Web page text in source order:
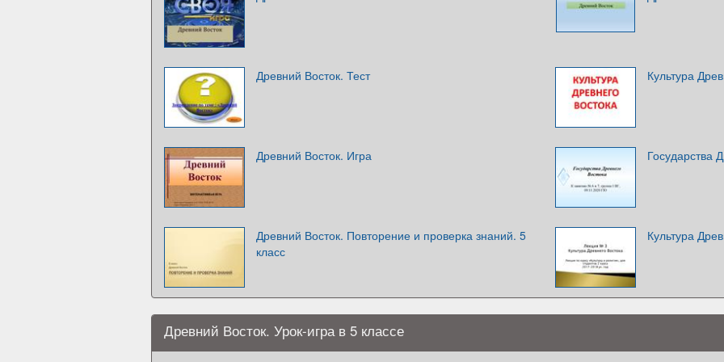
Древний Восток. Тест Культура
Древний Восток. Игра Государства
Древний Восток. Повторение и проверка знаний. 5
класс
Культура
Древний Восток. Урок-игра в 5 классе